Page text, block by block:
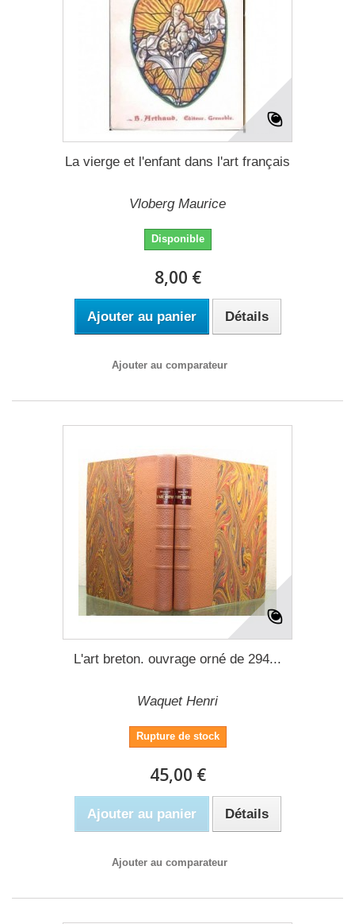
La vierge et l'enfant dans l'art français
Vloberg Maurice
Disponible
8,00 €
Ajouter au panier Détails
Ajouter au comparateur
L'art breton. ouvrage orné de 294...
Waquet Henri
Rupture de stock
45,00 €
Ajouter au panier Détails
Ajouter au comparateur